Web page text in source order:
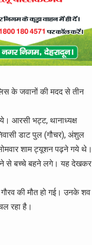
के जवानों की मदद से तीन
आरसी भट्ट, थानाध्यक्ष
डाट पुल (गौचर), अंशुल
सोमवार शाम ट्यूशन पढ़ने गये थे।
से बच्चे बहने लगे। यह देखकर
की मौत हो गई। उनके शव
रहा है।